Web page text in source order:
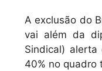
p
o
k
A exclusão do
vai além da
Sindical)
40% no quadro